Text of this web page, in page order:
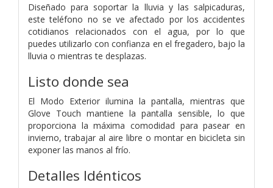
Diseñado para soportar la lluvia y las salpicaduras,
este teléfono no se ve afectado por los accidentes
cotidianos relacionados con el agua, por lo que
puedes utilizarlo con confianza en el fregadero, bajo la
lluvia o mientras te desplazas.
Listo donde sea
El Modo Exterior ilumina la pantalla, mientras que
Glove Touch mantiene la pantalla sensible, lo que
proporciona la máxima comodidad para pasear en
invierno, trabajar al aire libre o montar en bicicleta sin
exponer las manos al frío.
Detalles Idénticos